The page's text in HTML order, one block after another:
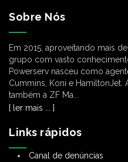
Sobre Nós
Em 2015, aproveitando mais
grupo com vasto
Powerserv nasceu como
Cummins, Koni e HamiltonJet.
também a ZF Ma...
[ ler mais ... ]
Links rápidos
Canal de denúncias